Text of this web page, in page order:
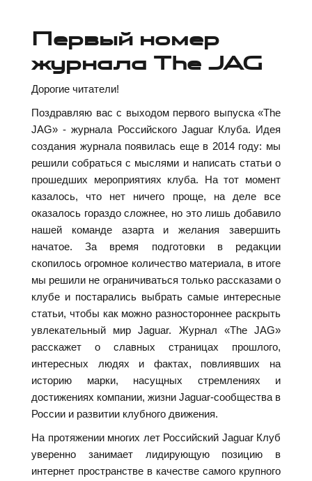
Первый номер
журнала The JAG
Дорогие читатели!
Поздравляю вас с выходом первого выпуска «The
JAG» - журнала Российского Jaguar Клуба. Идея
создания журнала появилась еще в 2014 году: мы
решили собраться с мыслями и написать статьи о
прошедших мероприятиях клуба. На тот момент
казалось, что нет ничего проще, на деле все
оказалось гораздо сложнее, но это лишь добавило
нашей команде азарта и желания завершить
начатое. За время подготовки в редакции
скопилось огромное количество материала, в итоге
мы решили не ограничиваться только рассказами о
клубе и постарались выбрать самые интересные
статьи, чтобы как можно разностороннее раскрыть
увлекательный мир Jaguar. Журнал «The JAG»
расскажет о славных страницах прошлого,
интересных людях и фактах, повлиявших на
историю марки, насущных стремлениях и
достижениях компании, жизни Jaguar-сообщества в
России и развитии клубного движения.
На протяжении многих лет Российский Jaguar Клуб
уверенно занимает лидирующую позицию в
интернет пространстве в качестве самого крупного